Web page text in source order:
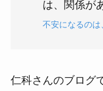
は、関係が
不安になるのは
仁科さんのブログ